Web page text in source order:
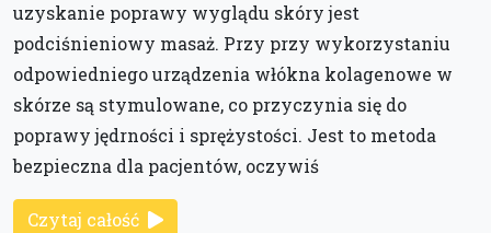
uzyskanie poprawy wyglądu skóry jest
podciśnieniowy masaż. Przy przy wykorzystaniu
odpowiedniego urządzenia włókna kolagenowe w
skórze są stymulowane, co przyczynia się do
poprawy jędrności i sprężystości. Jest to metoda
bezpieczna dla pacjentów, oczywiś
Czytaj całość